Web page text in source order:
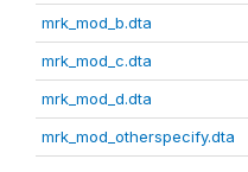
mrk_mod_b.dta
mrk_mod_c.dta
mrk_mod_d.dta
mrk_mod_otherspecify.dta